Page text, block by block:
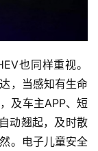
也同样重视。
，当感知有生命
及车主APP、短
动翘起，及时散
。电子儿童安全